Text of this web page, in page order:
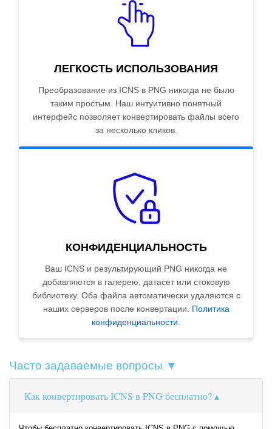
ЛЕГКОСТЬ ИСПОЛЬЗОВАНИЯ
Преобразование из ICNS в PNG никогда не было
таким простым. Наш интуитивно понятный
интерфейс позволяет конвертировать файлы всего
за несколько кликов.
КОНФИДЕНЦИАЛЬНОСТЬ
Ваш ICNS и результирующий PNG никогда не
добавляются в галерею, датасет или стоковую
библиотеку. Оба файла автоматически удаляются с
наших серверов после конвертации. Политика
конфиденциальности.
Часто задаваемые вопросы ▼
Как конвертировать ICNS в PNG бесплатно?